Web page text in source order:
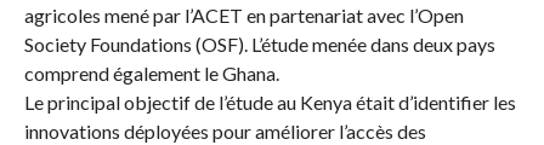
agricoles mené par l’ACET en partenariat avec l’Open
Society Foundations (OSF). L’étude menée dans deux pays
comprend également le Ghana.
Le principal objectif de l’étude au Kenya était d’identifier les
innovations déployées pour améliorer l’accès des